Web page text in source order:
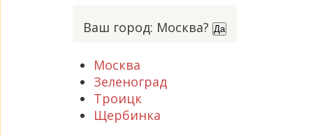
Ваш город: Москва? Да
Москва
Зеленоград
Троицк
Щербинка